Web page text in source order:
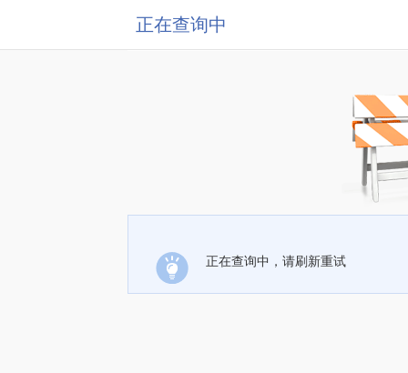
正在查询中
正在查询中，请刷新重试